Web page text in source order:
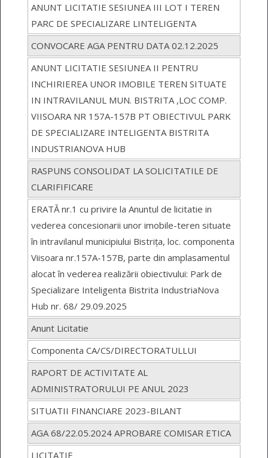
ANUNT LICITATIE SESIUNEA III LOT I TEREN
PARC DE SPECIALIZARE LINTELIGENTA
CONVOCARE AGA PENTRU DATA 02.12.2025
ANUNT LICITATIE SESIUNEA II PENTRU
INCHIRIEREA UNOR IMOBILE TEREN SITUATE
IN INTRAVILANUL MUN. BISTRITA ,LOC COMP.
VIISOARA NR 157A-157B PT OBIECTIVUL PARK
DE SPECIALIZARE INTELIGENTA BISTRITA
INDUSTRIANOVA HUB
RASPUNS CONSOLIDAT LA SOLICITATILE DE
CLARIFIFICARE
ERATĂ nr.1 cu privire la Anuntul de licitatie in
vederea concesionarii unor imobile-teren situate
în intravilanul municipiului Bistrița, loc. componenta
Viisoara nr.157A-157B, parte din amplasamentul
alocat în vederea realizării obiectivului: Park de
Specializare Inteligenta Bistrita IndustriaNova
Hub nr. 68/ 29.09.2025
Anunt Licitatie
Componenta CA/CS/DIRECTORATULLUI
RAPORT DE ACTIVITATE AL
ADMINISTRATORULUI PE ANUL 2023
SITUATII FINANCIARE 2023-BILANT
AGA 68/22.05.2024 APROBARE COMISAR ETICA
LICITATIE